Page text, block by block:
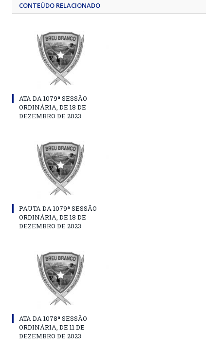
CONTEÚDO RELACIONADO
ATA DA 1079ª SESSÃO
ORDINÁRIA, DE 18 DE
DEZEMBRO DE 2023
PAUTA DA 1079ª SESSÃO
ORDINÁRIA, DE 18 DE
DEZEMBRO DE 2023
ATA DA 1078ª SESSÃO
ORDINÁRIA, DE 11 DE
DEZEMBRO DE 2023